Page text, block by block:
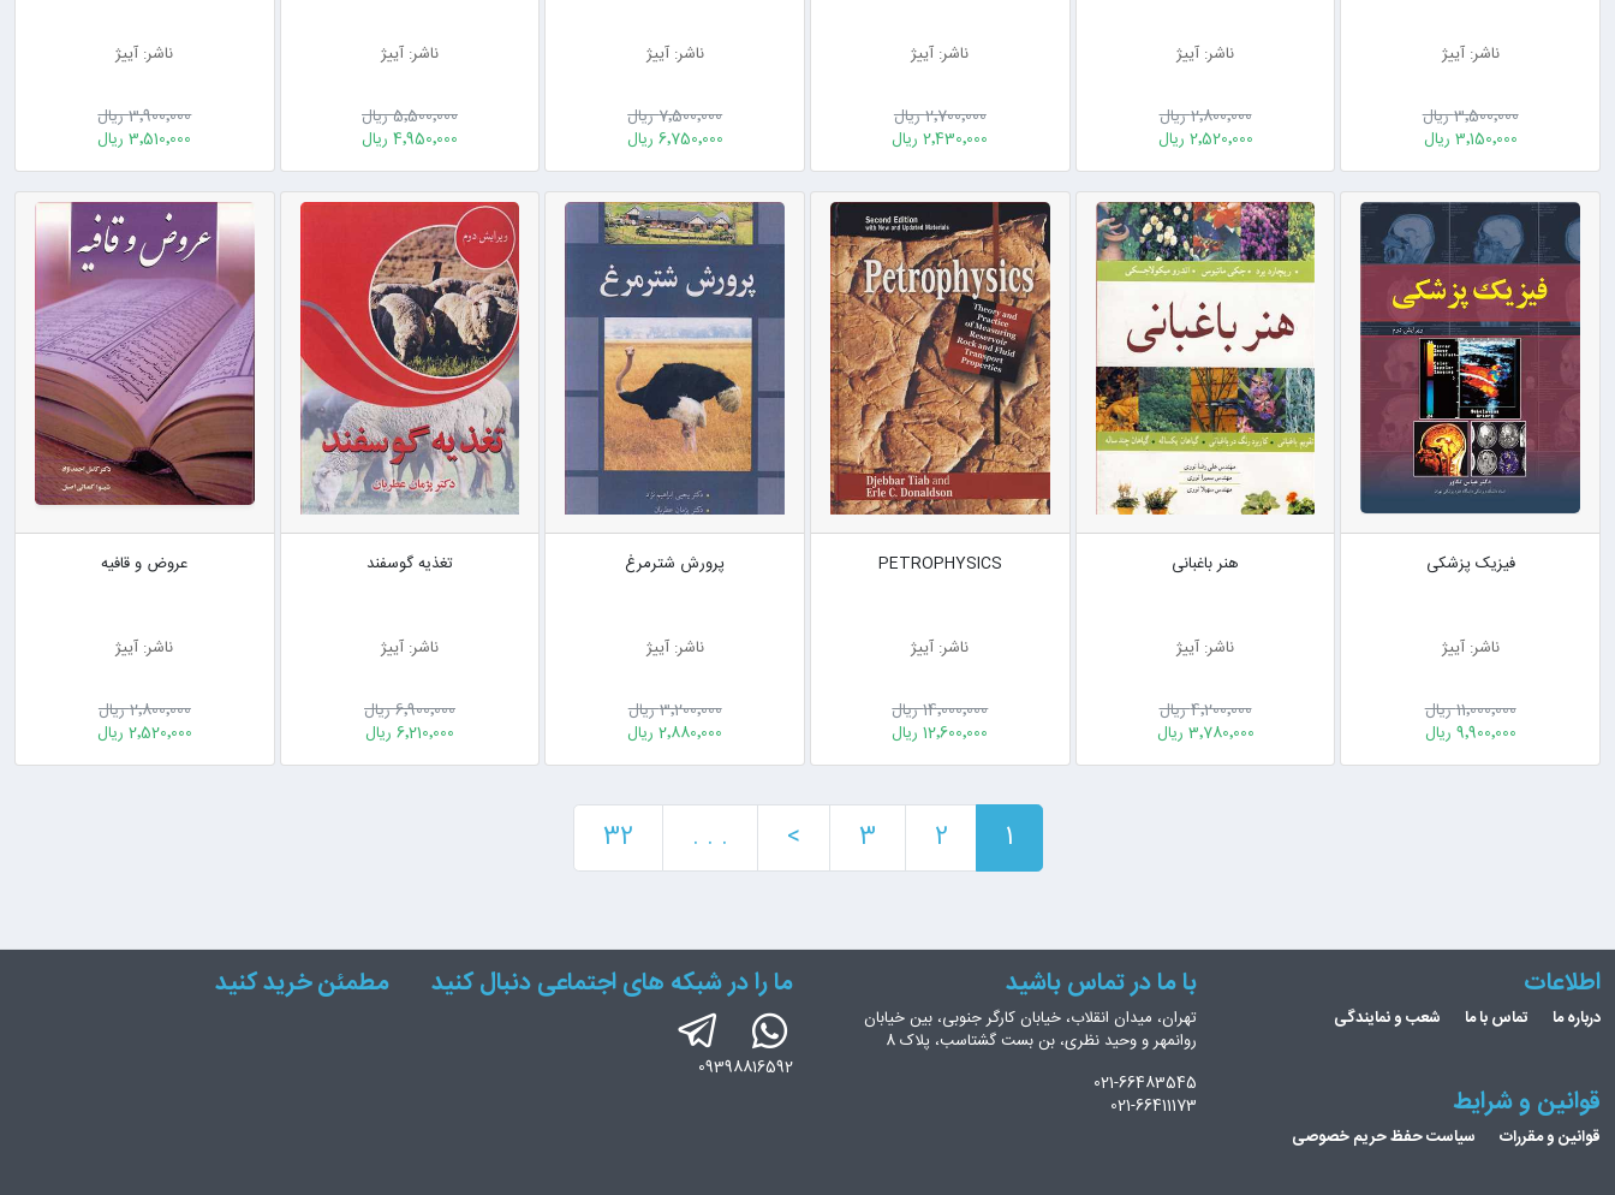
ناشر: آییژ
3٬500٬000 ریال
3٬150٬000 ریال
ناشر: آییژ
2٬800٬000 ریال
2٬520٬000 ریال
ناشر: آییژ
2٬700٬000 ریال
2٬430٬000 ریال
ناشر: آییژ
7٬500٬000 ریال
6٬750٬000 ریال
ناشر: آییژ
5٬500٬000 ریال
4٬950٬000 ریال
ناشر: آییژ
3٬900٬000 ریال
3٬510٬000 ریال
فیزیک پزشکی
ناشر: آییژ
11٬000٬000 ریال
9٬900٬000 ریال
هنر باغبانی
ناشر: آییژ
4٬200٬000 ریال
3٬780٬000 ریال
PETROPHYSICS
ناشر: آییژ
14٬000٬000 ریال
12٬600٬000 ریال
پرورش شترمرغ
ناشر: آییژ
3٬200٬000 ریال
2٬880٬000 ریال
تغذیه گوسفند
ناشر: آییژ
6٬900٬000 ریال
6٬210٬000 ریال
عروض و قافیه
ناشر: آییژ
2٬800٬000 ریال
2٬520٬000 ریال
1
2
3
>
. . .
32
اطلاعات
درباره ما تماس با ما شعب و نمایندگی
قوانین و شرایط
قوانین و مقررات سیاست حفظ حریم خصوصی
با ما در تماس باشید
تهران، میدان انقلاب، خیابان کارگر جنوبی، بین خیابان
روانمهر و وحید نظری، بن بست گشتاسب، پلاک 8
021-66483545
021-66411173
ما را در شبکه های اجتماعی دنبال کنید
09398816592
مطمئن خرید کنید